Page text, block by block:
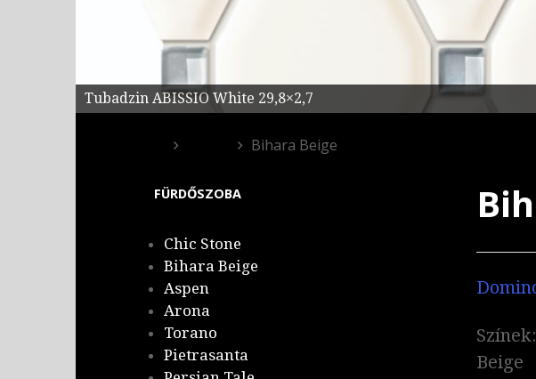
Tubadzin ABISSIO White 29,8×2,7
Bihara Beige
Színek:
Beige
FÜRDŐSZOBA
Chic Stone
Bihara Beige
Aspen
Arona
Torano
Pietrasanta